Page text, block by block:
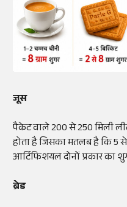
जूस
पैकेट वाले 200 से 250 मिली
होता है जिसका मतलब है कि 5
आर्टिफिशयल दोनों प्रकार का
ब्रेड